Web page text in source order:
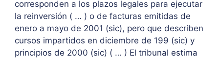
corresponden a los plazos legales para ejecutar
la reinversión ( … ) o de facturas emitidas de
enero a mayo de 2001 (sic), pero que describen
cursos impartidos en diciembre de 199 (sic) y
principios de 2000 (sic) ( … ) El tribunal estima